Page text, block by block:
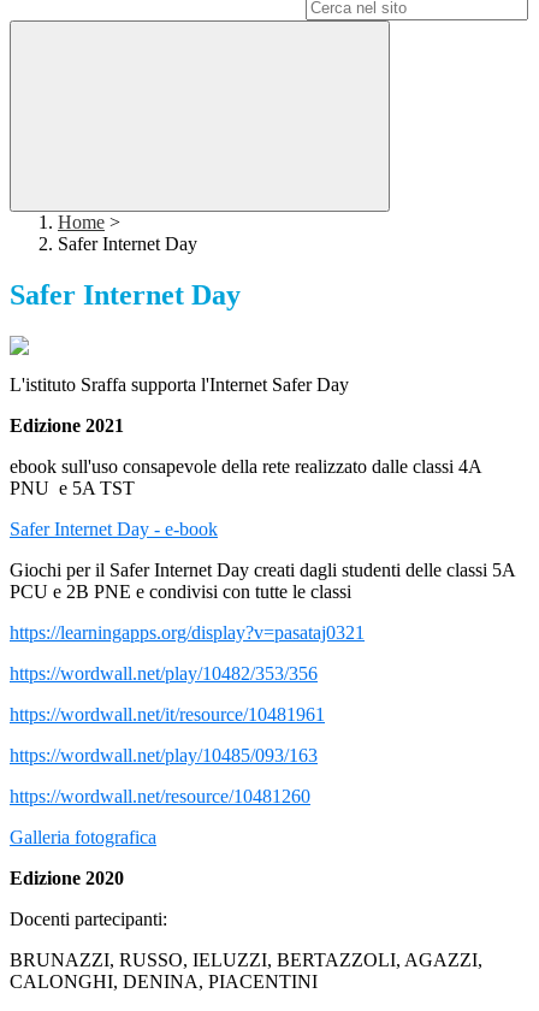
Home >
Safer Internet Day
Safer Internet Day
L'istituto Sraffa supporta l'Internet Safer Day
Edizione 2021
ebook sull'uso consapevole della rete realizzato dalle classi 4A
PNU e 5A TST
Safer Internet Day - e-book
Giochi per il Safer Internet Day creati dagli studenti delle classi 5A
PCU e 2B PNE e condivisi con tutte le classi
https://learningapps.org/display?v=pasataj0321
https://wordwall.net/play/10482/353/356
https://wordwall.net/it/resource/10481961
https://wordwall.net/play/10485/093/163
https://wordwall.net/resource/10481260
Galleria fotografica
Edizione 2020
Docenti partecipanti:
BRUNAZZI, RUSSO, IELUZZI, BERTAZZOLI, AGAZZI,
CALONGHI, DENINA, PIACENTINI